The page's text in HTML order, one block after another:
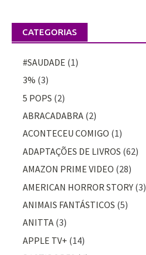
CATEGORIAS
#SAUDADE (1)
3% (3)
5 POPS (2)
ABRACADABRA (2)
ACONTECEU COMIGO (1)
ADAPTAÇÕES DE LIVROS (62)
AMAZON PRIME VIDEO (28)
AMERICAN HORROR STORY (3)
ANIMAIS FANTÁSTICOS (5)
ANITTA (3)
APPLE TV+ (14)